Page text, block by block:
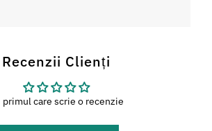
Recenzii Clienți
primul care scrie o recenzie